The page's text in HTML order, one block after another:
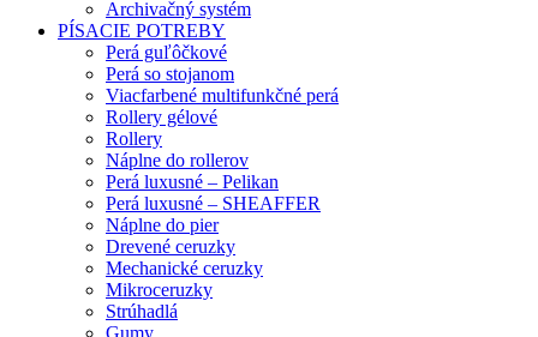
Archivačný systém
PÍSACIE POTREBY
Perá guľôčkové
Perá so stojanom
Viacfarbené multifunkčné perá
Rollery gélové
Rollery
Náplne do rollerov
Perá luxusné – Pelikan
Perá luxusné – SHEAFFER
Náplne do pier
Drevené ceruzky
Mechanické ceruzky
Mikroceruzky
Strúhadlá
Gumy